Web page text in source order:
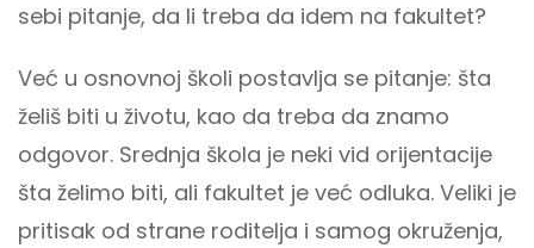
sebi pitanje, da li treba da idem na fakultet?
Već u osnovnoj školi postavlja se pitanje: šta
želiš biti u životu, kao da treba da znamo
odgovor. Srednja škola je neki vid orijentacije
šta želimo biti, ali fakultet je već odluka. Veliki je
pritisak od strane roditelja i samog okruženja,